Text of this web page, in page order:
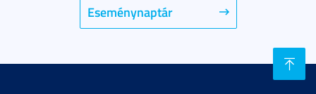
Eseménynaptár